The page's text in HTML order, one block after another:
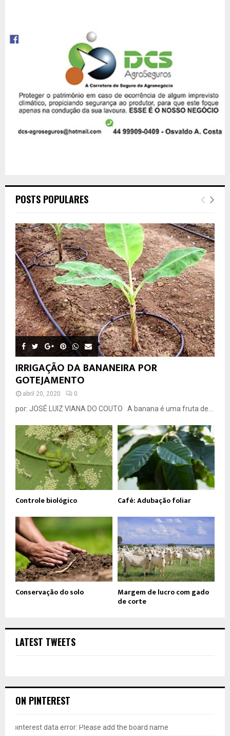
POSTS POPULARES
IRRIGAÇÃO DA BANANEIRA POR
GOTEJAMENTO
abril 20, 2020 0
por: JOSÉ LUIZ VIANA DO COUTO A banana é uma fruta de...
Controle biológico Café: Adubação foliar
Conservação do solo Margem de lucro com gado
de corte
LATEST TWEETS
ON PINTEREST
pinterest data error: Please add the board name